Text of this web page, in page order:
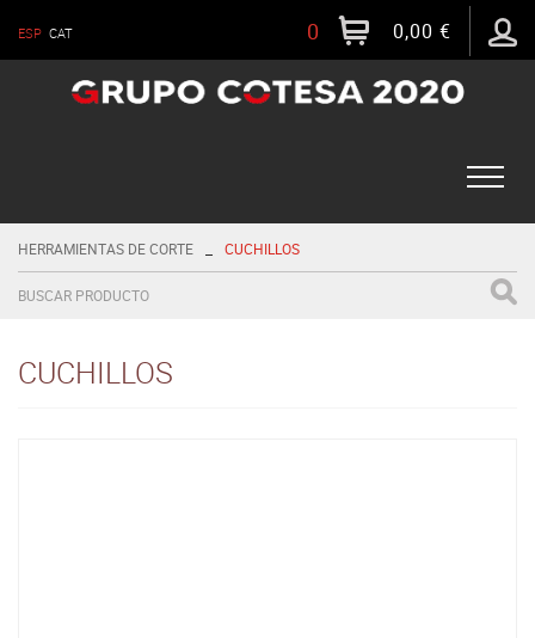
ESP CAT 0,00 €
0
Toggle
HERRAMIENTAS DE CORTE CUCHILLOS
CUCHILLOS